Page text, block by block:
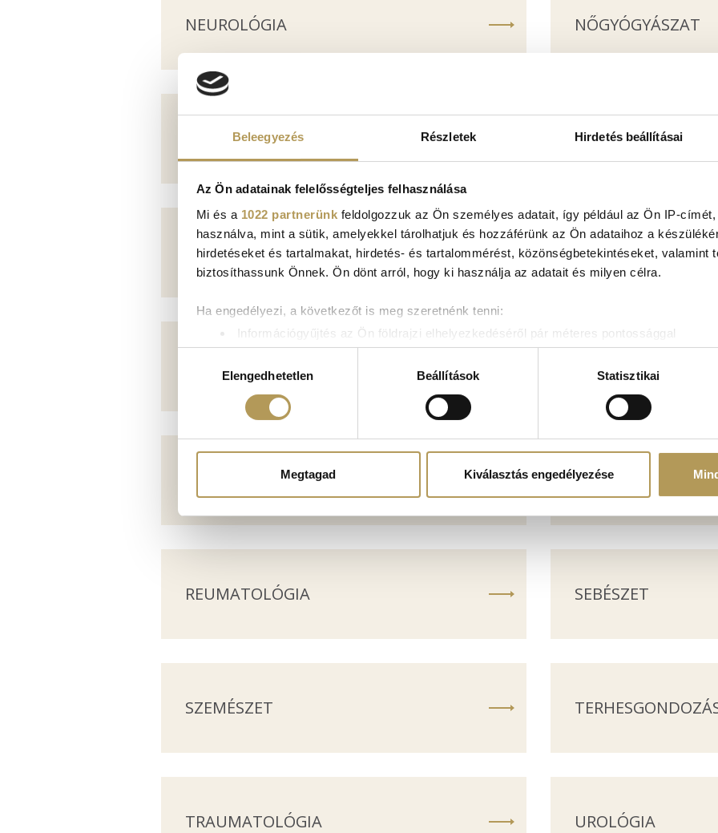
Beleegyezés Részletek Hirdetés beállításai
Az Ön adatainak felelősségteljes felhasználása
Mi és a 1022 partnerünk feldolgozzuk az Ön személyes adatait, így például az Ön IP-
használva, mint a sütik, amelyekkel tárolhatjuk és hozzáférünk az Ön adataihoz a
hirdetéseket és tartalmakat, hirdetés- és tartalommérést, közönségbetekintéseket, valamint
biztosíthassunk Önnek. Ön dönt arról, hogy ki használja az adatait és milyen célra.
Ha engedélyezi, a következőt is meg szeretnénk tenni:
Információgyűjtés az Ön földrajzi elhelyezkedéséről pár méteres pontossággal
Az Ön készülékén beazonosítása annak konkrét tulajdonságainak (ujjlenyomat) aktív
Tudjon meg többet személyes adatainak feldolgozási módjairól és adja meg preferenciáit a
módosíthatja vagy visszavonhatja a Sütinyilatkozathoz való hozzájárulását.
weboldalforgalmunk elemzéséhez. Ezenkívül közösségi média-, hirdető- és elemező
weboldalhasználatra vonatkozó adatait, akik kombinálhatják az adatokat más olyan
kiválasztásaElengedhetetlen Beállítások Statisztikai
Megtagad Kiválasztás engedélyezése
NEUROLÓGIA NŐGYÓGYÁSZAT
ORTOPÉDIAI CENTRUM ORVOS-ESZTÉTIKA
PLASZTIKAI SEBÉSZET POST-COVID
PROKTOLÓGIA PSZICHIÁTRIA
PULMONOLÓGIA RADIOLÓGIA
REUMATOLÓGIA SEBÉSZET
SZEMÉSZET
TRAUMATOLÓGIA UROLÓGIA